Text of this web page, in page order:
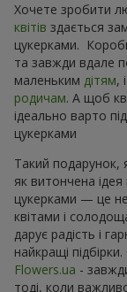
Хочете зробити
квітів здається
цукерками.
та завжди вдале
маленьким дітям, і
родичам. А щоб
ідеально варто
цукерками
Такий подарунок,
як витончена
цукерками — це
квітами і
дарує радість і
найкращі
Flowers.ua -
тоді, коли